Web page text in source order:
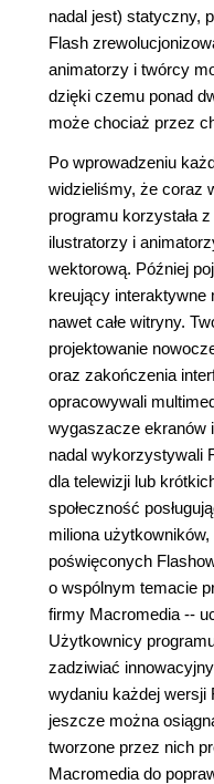
nadal jest) statyczny,
Flash
animatorzy i twórcy
dzięki czemu ponad
może chociaż przez
Po wprowadzeniu
widzieliśmy, że coraz
programu korzystała
ilustratorzy i
wektorową. Później
kreujący interaktywne
nawet całe witryny.
projektowanie
oraz zakończenia
opracowywali
wygaszacze ekranów
nadal wykorzystywali
dla telewizji lub
społeczność
miliona
poświęconych
o wspólnym temacie
firmy Macromedia --
Użytkownicy
zadziwiać
wydaniu każdej wersji
jeszcze można
tworzone przez nich
Macromedia do